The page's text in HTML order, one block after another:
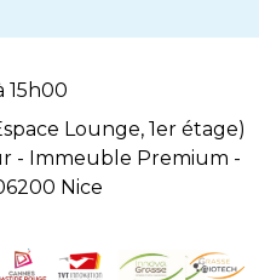
15h00
Lounge, 1er étage)
- Immeuble Premium -
Nice